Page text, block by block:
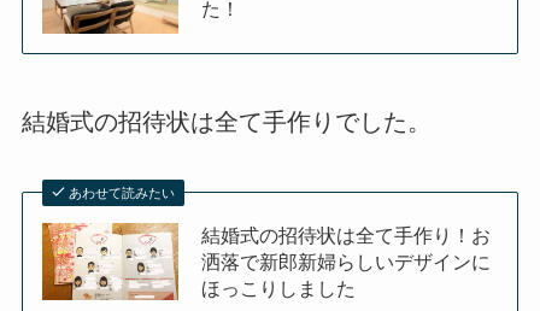
た！
結婚式の招待状は全て手作りでした。
あわせて読みたい
結婚式の招待状は全て手作り！お
洒落で新郎新婦らしいデザインに
ほっこりしました